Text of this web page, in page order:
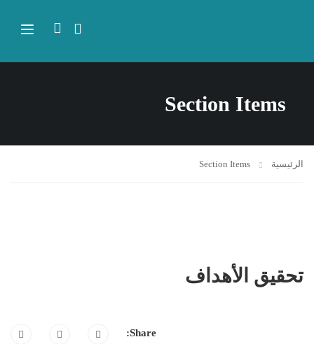
Section Items
الرئيسية Section Items
تحقيق الأهداف
Share: